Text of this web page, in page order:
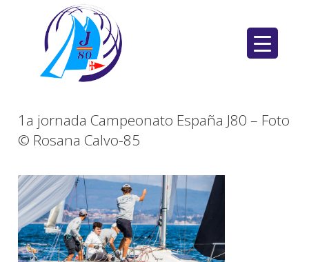
1a jornada Campeonato España J80 – Foto
© Rosana Calvo-85